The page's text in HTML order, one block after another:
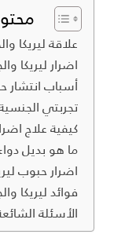
علاقة ليريكا
اضرار ليريكا
أسباب انتشار
تجربتي
كيفية علاج
ما هو بديل
اضرار حبوب
فوائد ليريكا
الأسئلة